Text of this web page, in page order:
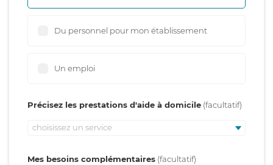
Du personnel pour mon établissement
Un emploi
Précisez les prestations d'aide à domicile
choisissez un service
Mes besoins complémentaires